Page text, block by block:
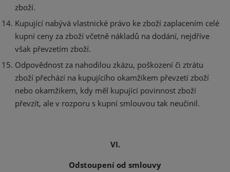
zboží.
Kupující nabývá vlastnické právo ke zboží zaplacením celé
kupní ceny za zboží včetně nákladů na dodání, nejdříve
však převzetím zboží.
Odpovědnost za nahodilou zkázu, poškození či ztrátu
zboží přechází na kupujícího okamžikem převzetí zboží
nebo okamžikem, kdy měl kupující povinnost zboží
převzít, ale v rozporu s kupní smlouvou tak neučinil.
VI.
Odstoupení od smlouvy